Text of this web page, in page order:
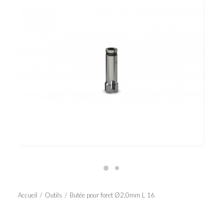
DigiTag
Accueil Outils Butée pour foret Ø2.0mm L 16